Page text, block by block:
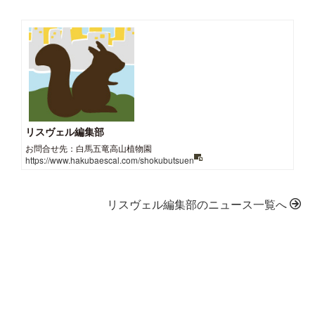
リスヴェル編集部
お問合せ先：白馬五竜高山植物園
https://www.hakubaescal.com/shokubutsuen
リスヴェル編集部のニュース一覧へ